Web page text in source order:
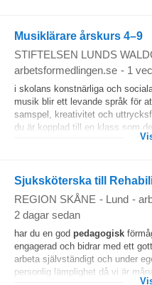
Musiklärare årskurs 4–9
STIFTELSEN LUNDS
arbetsformedlingen.se - 1
i skolans konstnärliga och
musik blir ett levande språk för
samspel, kreativitet och
du är kopplad till en klass som
Sjuksköterska till
REGION SKÅNE - Lund -
2 dagar sedan
har du en god pedagogisk
engagerad och bidrar med ett
arbeta självständigt och under
personlig lämplighet då vi är